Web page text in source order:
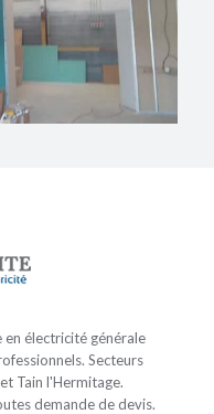
en électricité générale
Secteurs
Tain l'Hermitage.
demande de devis.